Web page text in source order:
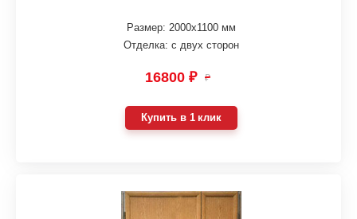
Размер: 2000х1100 мм
Отделка: с двух сторон
16800 ₽ ₽
Купить в 1 клик